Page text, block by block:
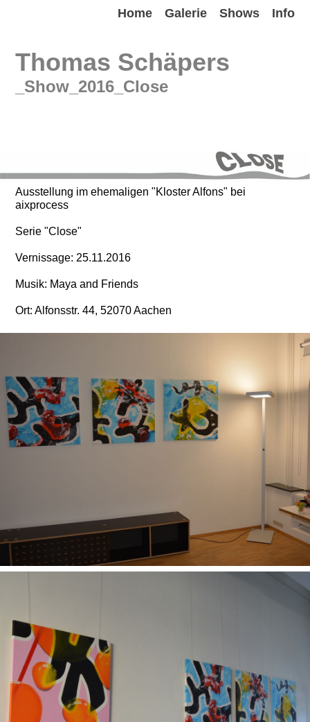
Home Galerie Shows Info
Thomas Schäpers
_Show_2016_Close
Ausstellung im ehemaligen "Kloster Alfons" bei
aixprocess
Serie "Close"
Vernissage: 25.11.2016
Musik: Maya and Friends
Ort: Alfonsstr. 44, 52070 Aachen